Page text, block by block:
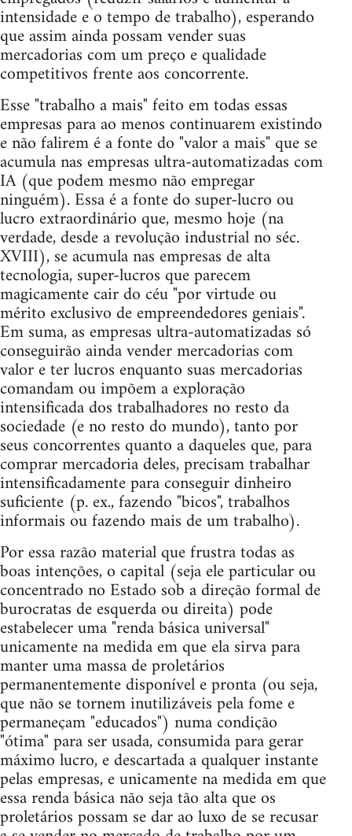
intensidade e o tempo de trabalho), esperando
que assim ainda possam vender suas
mercadorias com um preço e qualidade
competitivos frente aos concorrente.
Esse "trabalho a mais" feito em todas essas
empresas para ao menos continuarem existindo
e não falirem é a fonte do "valor a mais" que se
acumula nas empresas ultra-automatizadas com
IA (que podem mesmo não empregar
ninguém). Essa é a fonte do super-lucro ou
lucro extraordinário que, mesmo hoje (na
verdade, desde a revolução industrial no séc.
XVIII), se acumula nas empresas de alta
tecnologia, super-lucros que parecem
magicamente cair do céu "por virtude ou
mérito exclusivo de empreendedores geniais".
Em suma, as empresas ultra-automatizadas só
conseguirão ainda vender mercadorias com
valor e ter lucros enquanto suas mercadorias
comandam ou impõem a exploração
intensificada dos trabalhadores no resto da
sociedade (e no resto do mundo), tanto por
seus concorrentes quanto a daqueles que, para
comprar mercadoria deles, precisam trabalhar
intensificadamente para conseguir dinheiro
suficiente (p. ex., fazendo "bicos", trabalhos
informais ou fazendo mais de um trabalho).
Por essa razão material que frustra todas as
boas intenções, o capital (seja ele particular ou
concentrado no Estado sob a direção formal de
burocratas de esquerda ou direita) pode
estabelecer uma "renda básica universal"
unicamente na medida em que ela sirva para
manter uma massa de proletários
permanentemente disponível e pronta (ou seja,
que não se tornem inutilizáveis pela fome e
permaneçam "educados") numa condição
"ótima" para ser usada, consumida para gerar
máximo lucro, e descartada a qualquer instante
pelas empresas, e unicamente na medida em que
essa renda básica não seja tão alta que os
proletários possam se dar ao luxo de se recusar